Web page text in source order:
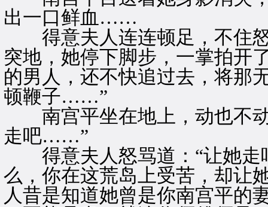
出一口鲜血……
得意夫人连连顿足，不住怒
突地，她停下脚步，一掌拍开
的男人，还不快追过去，将那
顿鞭子……”
南宫平坐在地上，动也不
走吧……”
得意夫人怒骂道：“让她走
么，你在这荒岛上受苦，却让
人昔是知道她曾是你南宫平的